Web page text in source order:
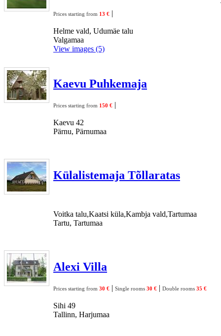
Prices starting from 13 € |
Helme vald, Udumäe talu
Valgamaa
View images (5)
Kaevu Puhkemaja
Prices starting from 150 € |
Kaevu 42
Pärnu, Pärnumaa
Külalistemaja Tõllaratas
Voitka talu,Kaatsi küla,Kambja vald,Tartumaa
Tartu, Tartumaa
Alexi Villa
Prices starting from 30 € | Single rooms 30 € | Double rooms 35 €
Sihi 49
Tallinn, Harjumaa